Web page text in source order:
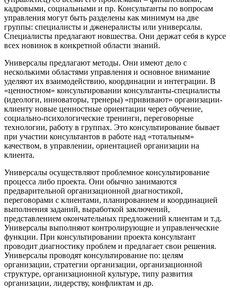
кадровыми, социальными и пр. Консультанты по вопросам
управления могут быть разделены как минимум на две
группы: специалисты и дженералисты или универсалы.
Специалисты предлагают новшества. Они держат себя в курсе
всех новинок в конкретной области знаний.
Универсалы предлагают методы. Они имеют дело с
несколькими областями управления и основное внимание
уделяют их взаимодействию, координации и интеграции. В
«ценностном» консультировании консультанты-специалисты
(идеологи, инноваторы, тренеры) «прививают» организации-
клиенту новые ценностные ориентации через обучение,
социально-психологические тренинги, переговорные
технологии, работу в группах. Это консультирование бывает
при участии консультантов в работе над «тотальным»
качеством, в управлении, ориентацией организации на
клиента.
Универсалы осуществляют проблемное консультирование
процесса либо проекта. Они обычно занимаются
предварительной организационной диагностикой,
переговорами с клиентами, планированием и координацией
выполнения заданий, выработкой заключений,
представлением окончательных предложений клиентам и т.д.
Универсалы выполняют контролирующие и управленческие
функции. При консультировании проекта консультант
проводит диагностику проблем и предлагает свои решения.
Универсалы проводят консультирование по: целям
организации, стратегии организации, организационной
структуре, организационной культуре, типу развития
организации, лидерству, конфликтам и др.